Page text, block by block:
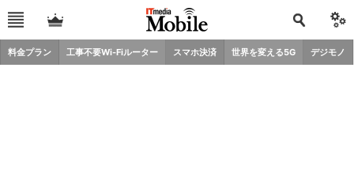
料金プラン 工事不要Wi-Fiルーター スマホ決済 世界を変える5G デジモノ